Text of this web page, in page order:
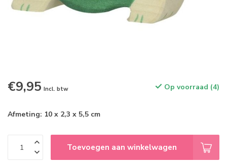
€9,95 Incl. btw Op voorraad (4)
Afmeting: 10 x 2,3 x 5,5 cm
Toevoegen aan winkelwagen